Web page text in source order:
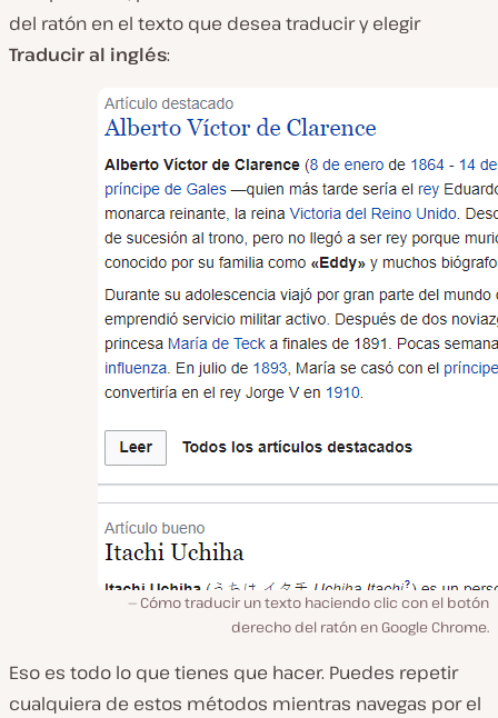
del ratón en el texto que desea traducir y elegir
Traducir al inglés:
Cómo traducir un texto haciendo clic con el botón
derecho del ratón en Google Chrome.
Eso es todo lo que tienes que hacer. Puedes repetir
cualquiera de estos métodos mientras navegas por el